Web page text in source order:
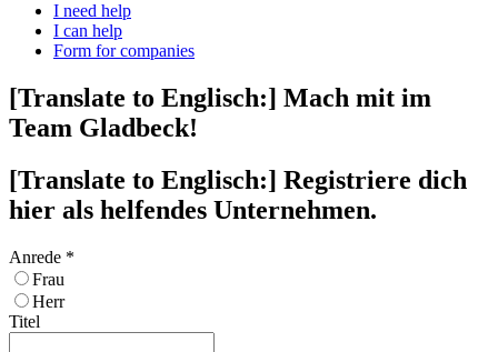
I need help
I can help
Form for companies
[Translate to Englisch:] Mach mit im
Team Gladbeck!
[Translate to Englisch:] Registriere dich
hier als helfendes Unternehmen.
Anrede *
Frau
Herr
Titel